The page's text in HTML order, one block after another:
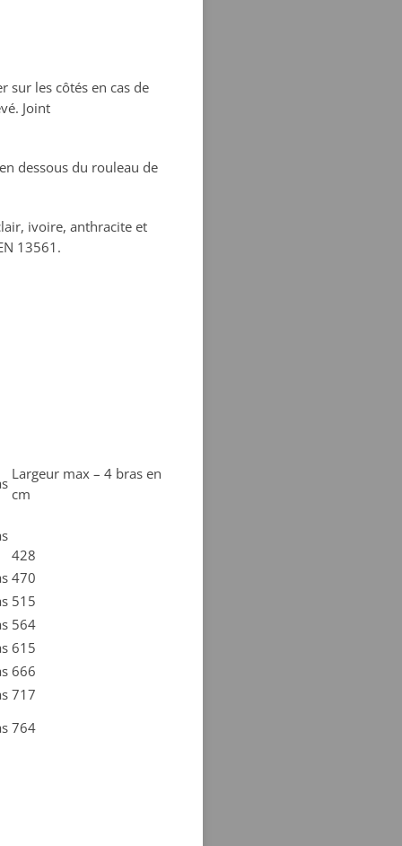
sur les côtés en cas de
Joint
dessous du rouleau de
ivoire, anthracite et
13561.
Largeur max – 4 bras en
cm
428
470
515
564
615
666
717
764